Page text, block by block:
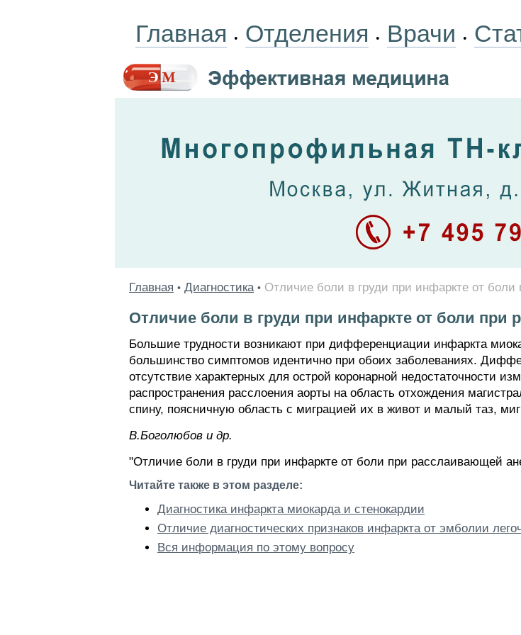
Главная • Отделения • Врачи •
Главная • Диагностика • Отличие боли в груди при инфаркте от
Отличие боли в груди при инфаркте от боли при
Большие трудности возникают при дифференциации инфаркта
большинство симптомов идентично при обоих заболеваниях.
отсутствие характерных для острой коронарной недостаточности
распространения расслоения аорты на область отхождения
спину, поясничную область с миграцией их в живот и малый таз,
В.Боголюбов и др.
"Отличие боли в груди при инфаркте от боли при расслаивающей
Читайте также в этом разделе:
Диагностика инфаркта миокарда и стенокардии
Отличие диагностических признаков инфаркта от эмболии
Вся информация по этому вопросу